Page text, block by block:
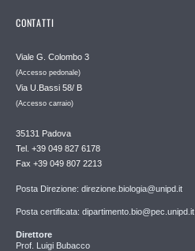
CONTATTI
Viale G. Colombo 3
(Accesso pedonale)
Via U.Bassi 58/ B
(Accesso carraio)
35131 Padova
Tel. +39 049 827 6178
Fax +39 049 807 2213
Posta Direzione: direzione.biologia@unipd.it
Posta certificata: dipartimento.bio@pec.unipd.it
Direttore
Prof. Luigi Bubacco